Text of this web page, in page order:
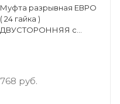
Муфта разрывная ЕВРО
( 24 гайка )
ДВУСТОРОННЯЯ с
768 руб.